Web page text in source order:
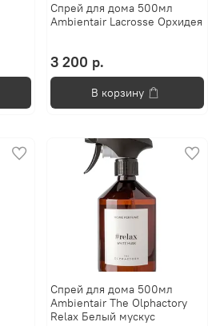
Спрей для дома 500мл
Ambientair Lacrosse Орхидея
3 200 р.
В корзину
Спрей для дома 500мл
Ambientair The Olphactory
Relax Белый мускус